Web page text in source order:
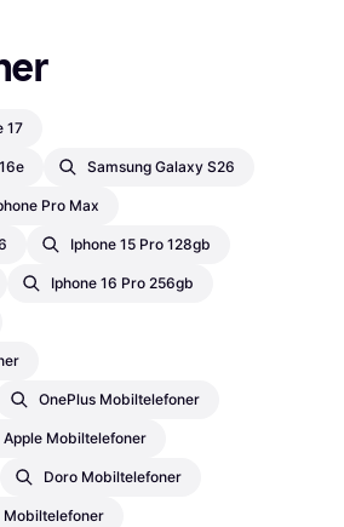
17
Samsung Galaxy S26
Pro Max
Iphone 15 Pro 128gb
Iphone 16 Pro 256gb
OnePlus Mobiltelefoner
Apple Mobiltelefoner
Doro Mobiltelefoner
Mobiltelefoner